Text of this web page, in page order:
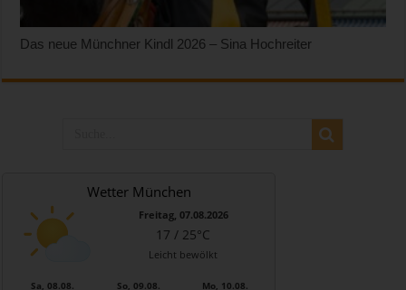
Das neue Münchner Kindl 2026 – Sina Hochreiter
Wetter München
Freitag, 07.08.2026
17 / 25°C
Leicht bewölkt
Sa, 08.08. So, 09.08. Mo, 10.08.